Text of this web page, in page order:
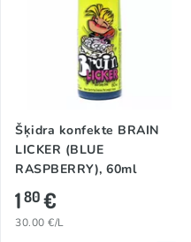
Šķidra konfekte BRAIN
LICKER (BLUE
RASPBERRY), 60ml
180€
30.00 €/L